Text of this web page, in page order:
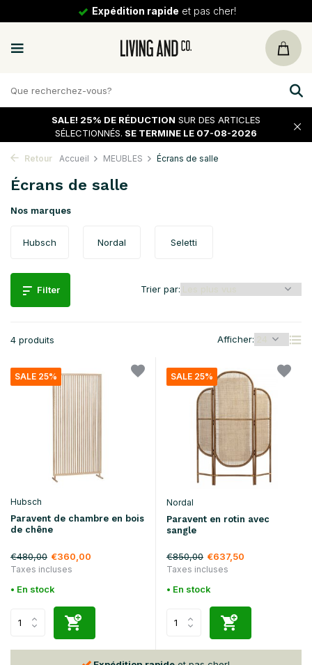
Expédition rapide et pas cher!
SALE! 25% DE RÉDUCTION SUR DES ARTICLES
SÉLECTIONNÉS. SE TERMINE LE 07-08-2026
Retour Accueil MEUBLES Écrans de salle
Écrans de salle
Nos marques
Hubsch Nordal Seletti
Filter
4 produits Afficher:
Trier par:
SALE 25%
Hubsch
Paravent de chambre en bois
de chêne
€480,00 €360,00
Taxes incluses
• En stock
SALE 25%
Nordal
Paravent en rotin avec
sangle
€850,00 €637,50
Taxes incluses
• En stock